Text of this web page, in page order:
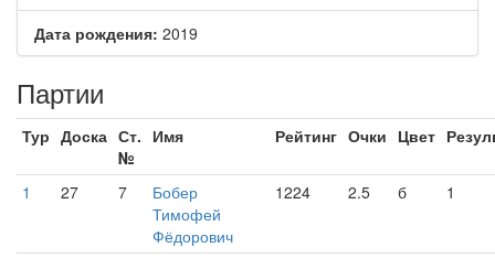
Дата рождения: 2019
Партии
Тур Доска Ст.
№
Имя Рейтинг Очки Цвет
1 27 7
Бобер
Тимофей
Фёдорович
1224 2.5 б 1